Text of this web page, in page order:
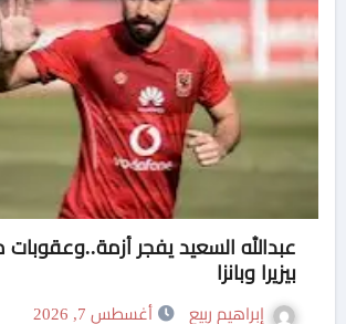
عبدالله السعيد يفجر أزمة..وعقوبات
بيزيرا وبانزا
إبراهيم ربيع أغسطس 7, 2026